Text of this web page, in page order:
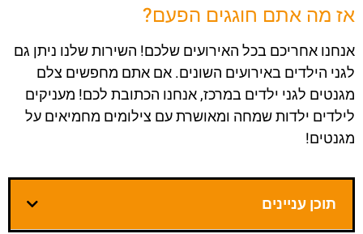
אז מה אתם חוגגים הפעם?
אנחנו אחריכם בכל האירועים שלכם! השירות שלנו ניתן גם
לגני הילדים באירועים השונים. אם אתם מחפשים צלם
מגנטים לגני ילדים במרכז, אנחנו הכתובת לכם! מעניקים
לילדים ילדות שמחה ומאושרת עם צילומים מחמיאים על
מגנטים!
תוכן עניינים